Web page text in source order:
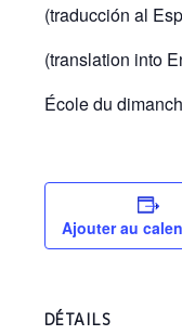
(traducción al
(translation into
École du
Ajouter au
DÉTAILS